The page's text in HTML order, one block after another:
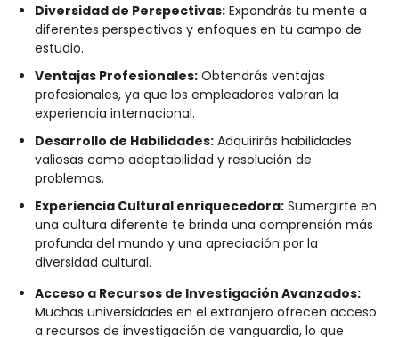
Diversidad de Perspectivas:Expondrás tu mente a
diferentes perspectivas y enfoques en tu campo de
estudio.
Ventajas Profesionales:Obtendrás ventajas
profesionales, ya que los empleadores valoran la
experiencia internacional.
Desarrollo de Habilidades:Adquirirás habilidades
valiosas como adaptabilidad y resolución de
problemas.
Experiencia Cultural enriquecedora:Sumergirte en
una cultura diferente te brinda una comprensión más
profunda del mundo y una apreciación por la
diversidad cultural.
Acceso a Recursos de Investigación Avanzados:
Muchas universidades en el extranjero ofrecen acceso
a recursos de investigación de vanguardia, lo que